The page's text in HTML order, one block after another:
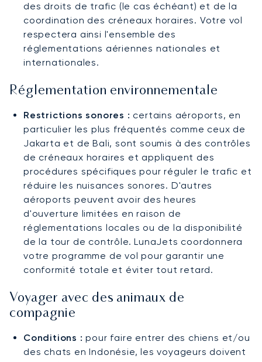
des droits de trafic (le cas échéant) et de la
coordination des créneaux horaires. Votre vol
respectera ainsi l'ensemble des
réglementations aériennes nationales et
internationales.
Réglementation environnementale
Restrictions sonores : certains aéroports, en
particulier les plus fréquentés comme ceux de
Jakarta et de Bali, sont soumis à des contrôles
de créneaux horaires et appliquent des
procédures spécifiques pour réguler le trafic et
réduire les nuisances sonores. D'autres
aéroports peuvent avoir des heures
d'ouverture limitées en raison de
réglementations locales ou de la disponibilité
de la tour de contrôle. LunaJets coordonnera
votre programme de vol pour garantir une
conformité totale et éviter tout retard.
Voyager avec des animaux de
compagnie
Conditions : pour faire entrer des chiens et/ou
des chats en Indonésie, les voyageurs doivent